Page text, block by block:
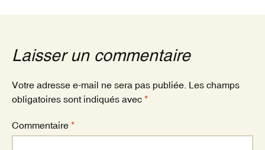
e
o
o
k
er
g
Laisser un commentaire
Votre adresse e-mail ne sera pas publiée. Les champs
obligatoires sont indiqués avec *
Commentaire *